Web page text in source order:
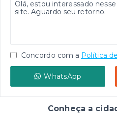
Concordo com a Política
WhatsApp
Conheça a